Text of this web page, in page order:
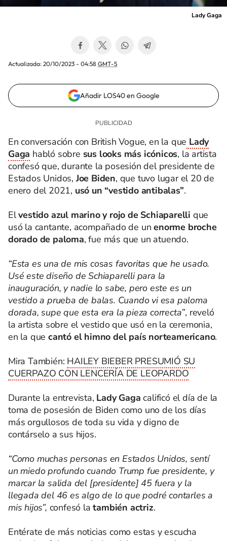
Lady Gaga
Actualizada: 20/10/2023 - 04:58 GMT-5
Añadir LOS40 en Google
En conversación con British Vogue, en la que Lady
Gaga habló sobre sus looks más icónicos, la artista
confesó que, durante la posesión del presidente de
Estados Unidos,Joe Biden, que tuvo lugar el 20 de
enero del 2021, usó un “vestido antibalas”.
Elvestido azul marino y rojo de Schiaparelli que
usó la cantante, acompañado de unenorme broche
dorado de paloma, fue más que un atuendo.
“Esta es una de mis cosas favoritas que he usado.
Usé este diseño de Schiaparelli para la
inauguración, y nadie lo sabe, pero este es un
vestido a prueba de balas. Cuando vi esa paloma
dorada, supe que esta era la pieza correcta”, reveló
la artista sobre el vestido que usó en la ceremonia,
en la quecantó el himno del país norteamericano.
Mira También: HAILEY BIEBER PRESUMIÓ SU
CUERPAZO CON LENCERÍA DE LEOPARDO
Durante la entrevista, Lady Gaga calificó el día de la
toma de posesión de Biden como uno de los días
más orgullosos de toda su vida y digno de
contárselo a sus hijos.
“Como muchas personas en Estados Unidos, sentí
un miedo profundo cuando Trump fue presidente, y
marcar la salida del [presidente] 45 fuera y la
llegada del 46 es algo de lo que podré contarles a
mis hijos”, confesó latambién actriz.
Entérate de más noticias como estas y escucha